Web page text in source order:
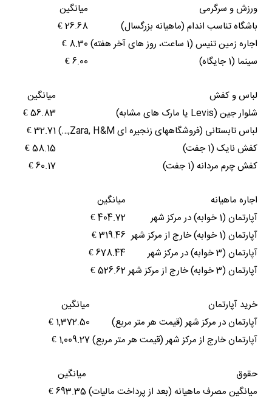
میانگین
ورزش و سرگرمی
26.68 €
باشگاه تناسب اندام (ماهیانه بزرگسال)
8.30 €
اجاره زمین تنیس (1 ساعت، روز های آخر هفته)
6.00 €
سینما (1 جایگاه)
میانگین
لباس و کفش
56.83 €
شلوار جین (Levis یا مارک های مشابه)
32.71 €
لباس تابستانی (فروشگاههای زنجیره ای Zara, H&M,…)
58.15 €
کفش نایک (1 جفت)
60.17 €
کفش چرم مردانه (1 جفت)
میانگین
اجاره ماهیانه
404.72 €
آپارتمان (1 خوابه) در مرکز شهر
319.46 €
آپارتمان (1 خوابه) خارج از مرکز شهر
678.44 €
آپارتمان (3 خوابه) در مرکز شهر
526.62 €
آپارتمان (3 خوابه) خارج از مرکز شهر
میانگین
خرید آپارتمان
1,372.50 €
آپارتمان در مرکز شهر (قیمت هر متر مربع)
1,009.27 € آپارتمان خارج از مرکز شهر (قیمت هر متر مربع)
میانگین
حقوق
693.35 € میانگین مصرف ماهیانه (بعد از پرداخت مالیات)